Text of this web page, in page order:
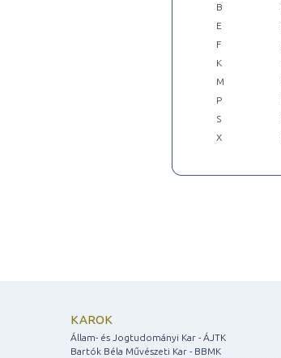
B
E
F
K
M
P
S
X
KAROK
Állam- és Jogtudományi Kar - ÁJTK
Bartók Béla Művészeti Kar - BBMK